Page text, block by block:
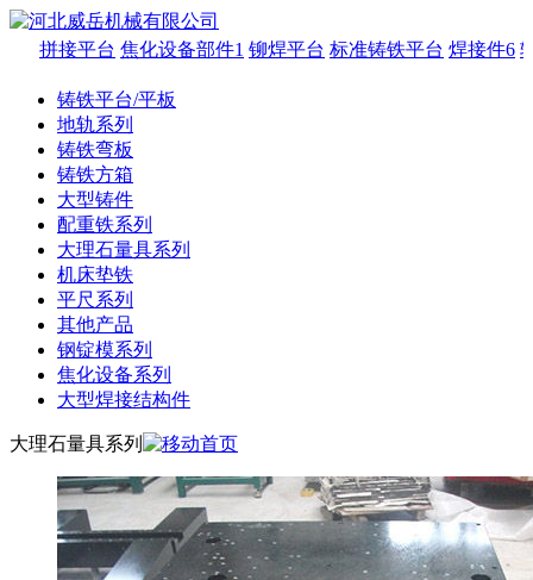
拼接平台 焦化设备部件1 铆焊平台 标准铸铁平台 焊接件6
铸铁平台/平板
地轨系列
铸铁弯板
铸铁方箱
大型铸件
配重铁系列
大理石量具系列
机床垫铁
平尺系列
其他产品
钢锭模系列
焦化设备系列
大型焊接结构件
大理石量具系列